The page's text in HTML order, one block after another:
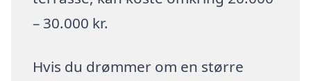
– 30.000 kr.
Hvis du drømmer om en større